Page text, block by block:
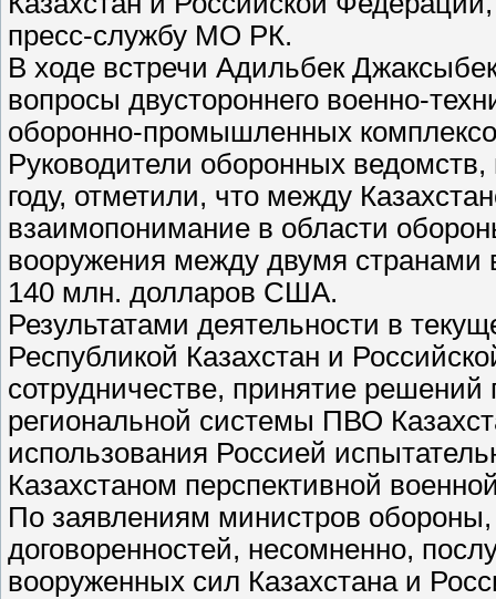
пресс-службу МО РК.
В ходе встречи Адильбек
вопросы двустороннего военно-
оборонно-промышленных
Руководители оборонных
году, отметили, что между
взаимопонимание в области
вооружения между двумя странами
140 млн. долларов США.
Результатами деятельности в
Республикой Казахстан и
сотрудничестве, принятие
региональной системы ПВО
использования Россией
Казахстаном перспективной
По заявлениям министров
договоренностей, несомненно,
вооруженных сил Казахстана и